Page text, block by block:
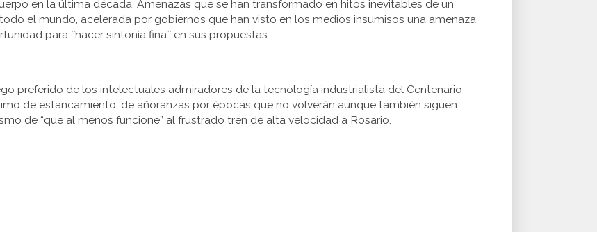
en la última década. Amenazas que se han transformado en hitos inevitables de un
el mundo, acelerada por gobiernos que han visto en los medios insumisos una amenaza
para ``hacer sintonía fina`` en sus propuestas.
preferido de los intelectuales admiradores de la tecnología industrialista del Centenario
de estancamiento, de añoranzas por épocas que no volverán aunque también siguen
de “que al menos funcione” al frustrado tren de alta velocidad a Rosario.